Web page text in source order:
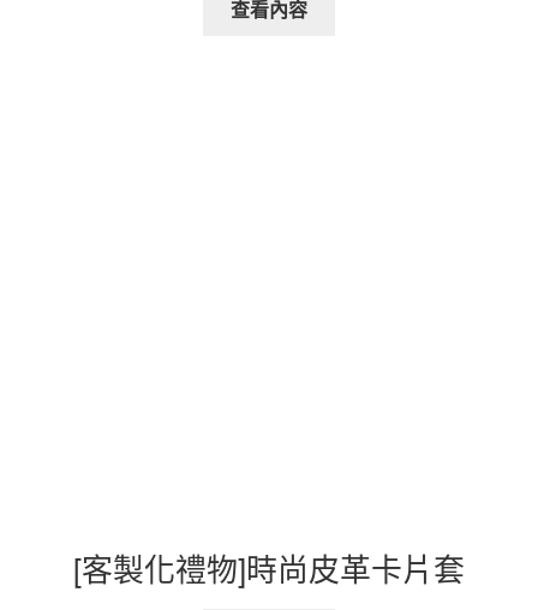
查看內容
[客製化禮物]時尚皮革卡片套